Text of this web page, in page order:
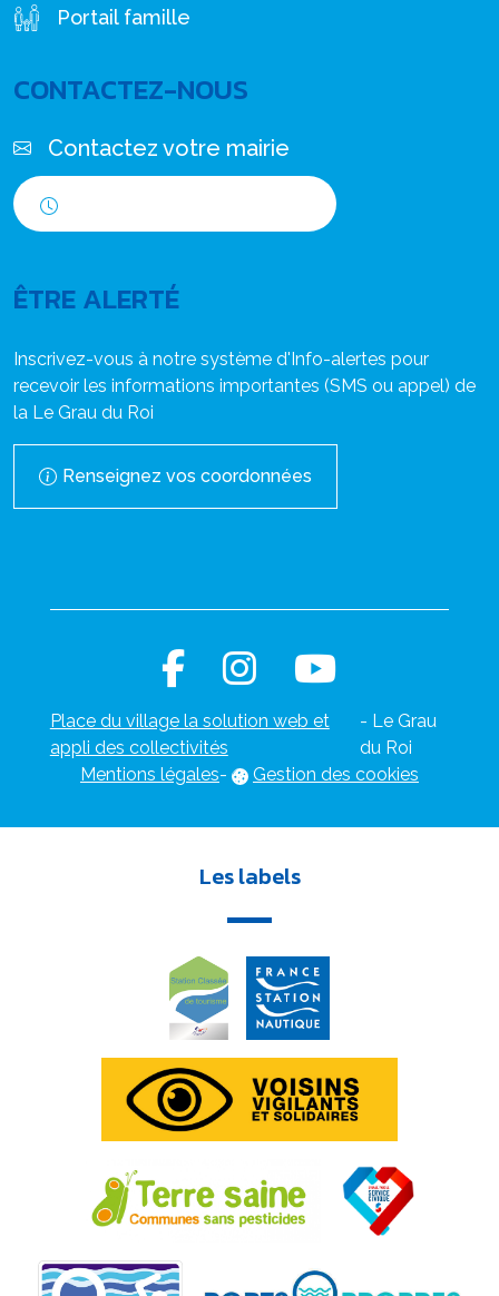
Portail famille
CONTACTEZ-NOUS
Contactez votre mairie
ÊTRE ALERTÉ
Inscrivez-vous à notre système d'Info-alertes pour
recevoir les informations importantes (SMS ou appel) de
la Le Grau du Roi
Renseignez vos coordonnées
Place du village la solution web et
appli des collectivités
- Le Grau
du Roi
Mentions légales- Gestion des cookies
Les labels